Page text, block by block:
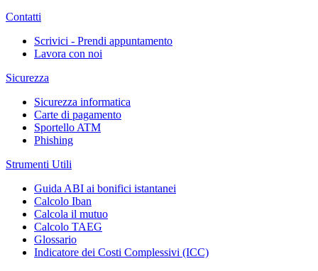
Contatti
Scrivici - Prendi appuntamento
Lavora con noi
Sicurezza
Sicurezza informatica
Carte di pagamento
Sportello ATM
Phishing
Strumenti Utili
Guida ABI ai bonifici istantanei
Calcolo Iban
Calcola il mutuo
Calcolo TAEG
Glossario
Indicatore dei Costi Complessivi (ICC)